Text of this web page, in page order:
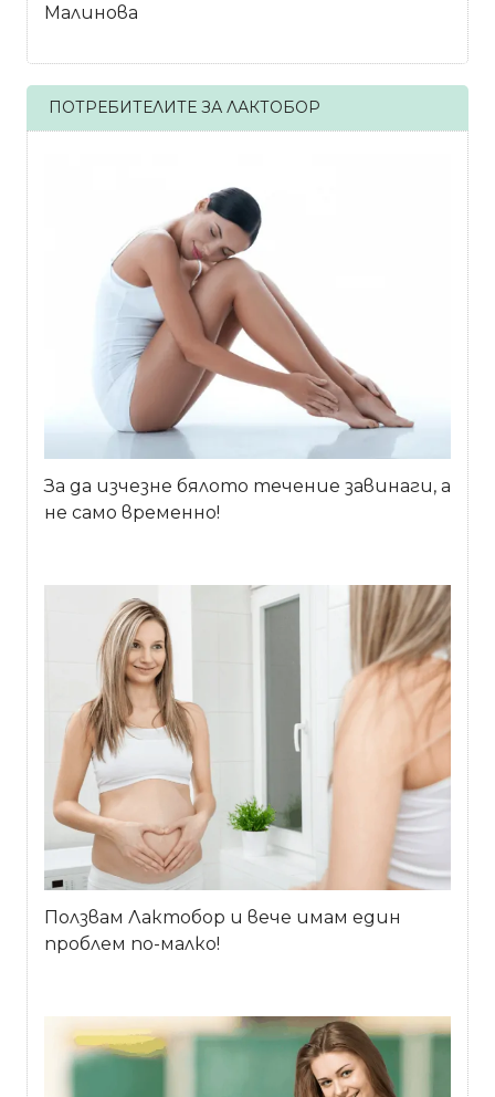
Малинова
ПОТРЕБИТЕЛИТЕ ЗА ЛАКТОБОР
За да изчезне бялото течение завинаги, а
не само временно!
Ползвам Лактобор и вече имам един
проблем по-малко!